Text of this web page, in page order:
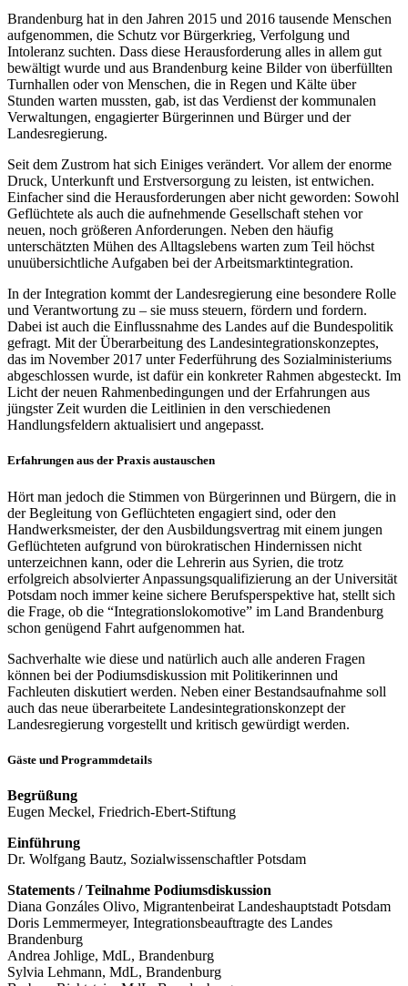
Brandenburg hat in den Jahren 2015 und 2016 tausende Menschen
aufgenommen, die Schutz vor Bürgerkrieg, Verfolgung und
Intoleranz suchten. Dass diese Herausforderung alles in allem gut
bewältigt wurde und aus Brandenburg keine Bilder von überfüllten
Turnhallen oder von Menschen, die in Regen und Kälte über
Stunden warten mussten, gab, ist das Verdienst der kommunalen
Verwaltungen, engagierter Bürgerinnen und Bürger und der
Landesregierung.
Seit dem Zustrom hat sich Einiges verändert. Vor allem der enorme
Druck, Unterkunft und Erstversorgung zu leisten, ist entwichen.
Einfacher sind die Herausforderungen aber nicht geworden: Sowohl
Geflüchtete als auch die aufnehmende Gesellschaft stehen vor
neuen, noch größeren Anforderungen. Neben den häufig
unterschätzten Mühen des Alltagslebens warten zum Teil höchst
unuübersichtliche Aufgaben bei der Arbeitsmarktintegration.
In der Integration kommt der Landesregierung eine besondere Rolle
und Verantwortung zu – sie muss steuern, fördern und fordern.
Dabei ist auch die Einflussnahme des Landes auf die Bundespolitik
gefragt. Mit der Überarbeitung des Landesintegrationskonzeptes,
das im November 2017 unter Federführung des Sozialministeriums
abgeschlossen wurde, ist dafür ein konkreter Rahmen abgesteckt. Im
Licht der neuen Rahmenbedingungen und der Erfahrungen aus
jüngster Zeit wurden die Leitlinien in den verschiedenen
Handlungsfeldern aktualisiert und angepasst.
Erfahrungen aus der Praxis austauschen
Hört man jedoch die Stimmen von Bürgerinnen und Bürgern, die in
der Begleitung von Geflüchteten engagiert sind, oder den
Handwerksmeister, der den Ausbildungsvertrag mit einem jungen
Geflüchteten aufgrund von bürokratischen Hindernissen nicht
unterzeichnen kann, oder die Lehrerin aus Syrien, die trotz
erfolgreich absolvierter Anpassungsqualifizierung an der Universität
Potsdam noch immer keine sichere Berufsperspektive hat, stellt sich
die Frage, ob die “Integrationslokomotive” im Land Brandenburg
schon genügend Fahrt aufgenommen hat.
Sachverhalte wie diese und natürlich auch alle anderen Fragen
können bei der Podiumsdiskussion mit Politikerinnen und
Fachleuten diskutiert werden. Neben einer Bestandsaufnahme soll
auch das neue überarbeitete Landesintegrationskonzept der
Landesregierung vorgestellt und kritisch gewürdigt werden.
Gäste und Programmdetails
Begrüßung
Eugen Meckel, Friedrich-Ebert-Stiftung
Einführung
Dr. Wolfgang Bautz, Sozialwissenschaftler Potsdam
Statements / Teilnahme Podiumsdiskussion
Diana Gonzáles Olivo, Migrantenbeirat Landeshauptstadt Potsdam
Doris Lemmermeyer, Integrationsbeauftragte des Landes
Brandenburg
Andrea Johlige, MdL, Brandenburg
Sylvia Lehmann, MdL, Brandenburg